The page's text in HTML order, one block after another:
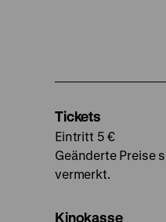
Tickets
Eintritt 5 €
Geänderte Preise
vermerkt.
Kinokasse